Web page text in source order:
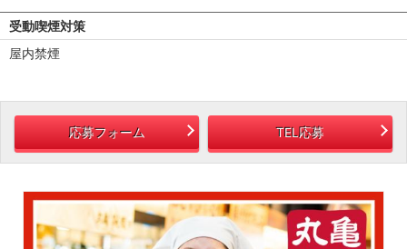
受動喫煙対策
屋内禁煙
応募フォーム TEL応募